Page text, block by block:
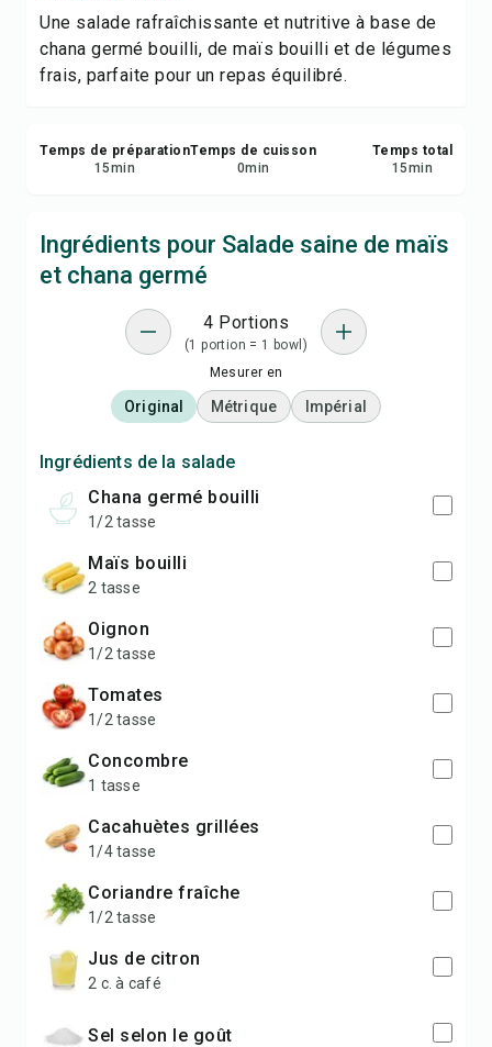
Signaler
Une salade rafraîchissante et nutritive à base de
chana germé bouilli, de maïs bouilli et de légumes
frais, parfaite pour un repas équilibré.
Temps de préparation
15min
Temps de cuisson
0min
Temps total
15min
Ingrédients pour Salade saine de maïs
et chana germé
4 Portions
(1 portion = 1 bowl)
Mesurer en
Original Métrique Impérial
Ingrédients de la salade
chana germé bouilli
1/2 tasse
maïs bouilli
2 tasse
oignon
1/2 tasse
tomates
1/2 tasse
concombre
1 tasse
cacahuètes grillées
1/4 tasse
coriandre fraîche
1/2 tasse
jus de citron
2 c. à café
sel selon le goût